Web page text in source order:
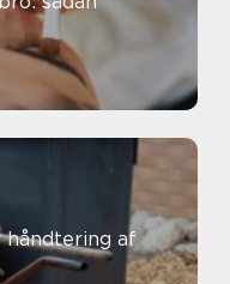
håndtering af